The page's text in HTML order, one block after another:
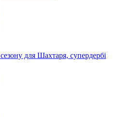
для Шахтаря, супердербі